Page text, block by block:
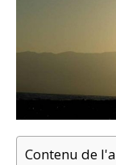
Contenu de